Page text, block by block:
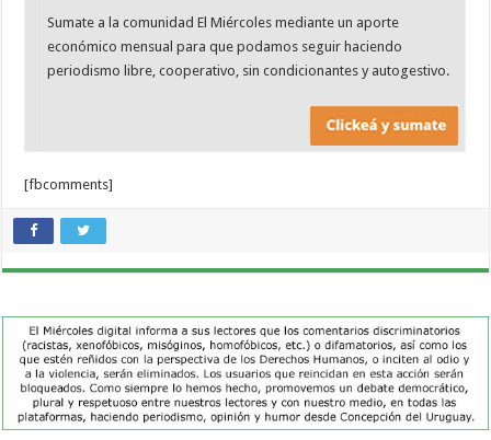
Sumate a la comunidad El Miércoles mediante un aporte
económico mensual para que podamos seguir haciendo
periodismo libre, cooperativo, sin condicionantes y autogestivo.
[fbcomments]